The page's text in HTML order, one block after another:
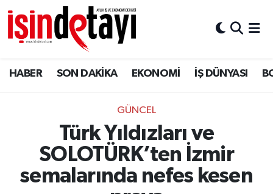
HABER SON DAKİKA EKONOMİ İŞ DÜNYASI
GÜNCEL
Türk Yıldızları ve
SOLOTÜRK’ten İzmir
semalarında nefes kesen
DÜNYA
Eğitim
ENERJİ HABERİ
GAYRİMENKUL
Nöbetçi Eczaneler
Hava Durumu
İstanbul Namaz Vakitleri
Trafik Durumu
Süper Lig Puan Durumu ve Fikstür